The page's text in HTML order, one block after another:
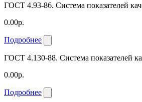
ГОСТ 4.93-86. Система показателей
0.00р.
Подробнее
ГОСТ 4.130-88. Система показателей
0.00р.
Подробнее